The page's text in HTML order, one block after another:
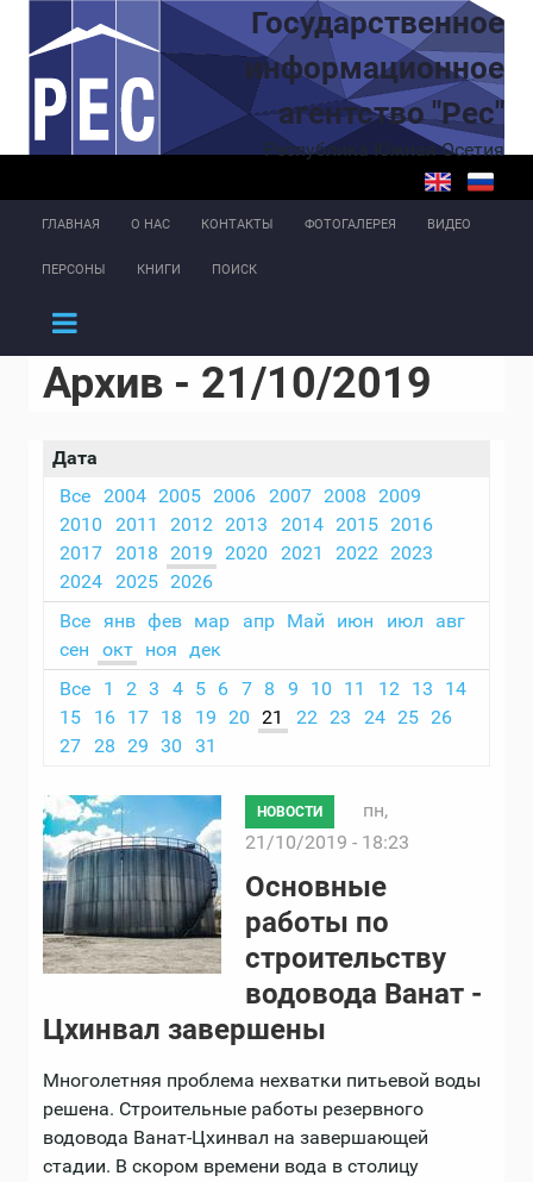
Перейти к основному содержаниюГосударственное
информационное
агентство "Рес"
Республика Южная Осетия
ГЛАВНАЯ О НАС КОНТАКТЫ ФОТОГАЛЕРЕЯ ВИДЕО
ПЕРСОНЫ КНИГИ ПОИСК
Архив - 21/10/2019
Дата
Все
2004 2005 2006 2007 2008
2009
2010
2011 2012 2013 2014 2015 2016
2017
2018 2019 2020 2021 2022 2023
2024
2025
2026
Все янв фев мар апр Май июн июл
авг
сен
окт ноя дек
Все
1 2 3 4 5 6 7 8 9 10 11 12 13
14
15
16 17 18 19 20 21 22 23 24 25 26
27
28 29 30 31
НОВОСТИ
пн,
21/10/2019 - 18:23
Основные
работы по
строительству
водовода Ванат -
Цхинвал завершены
Многолетняя проблема нехватки питьевой воды
решена. Строительные работы резервного
водовода Ванат-Цхинвал на завершающей
стадии. В скором времени вода в столицу